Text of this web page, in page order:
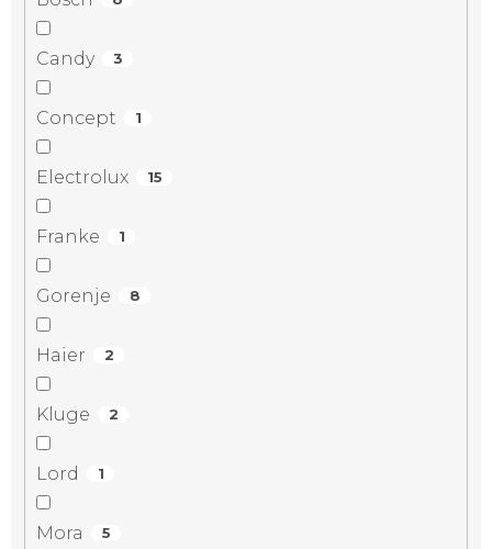
Candy 3
Concept 1
Electrolux 15
Franke 1
Gorenje 8
Haier 2
Kluge 2
Lord 1
Mora 5